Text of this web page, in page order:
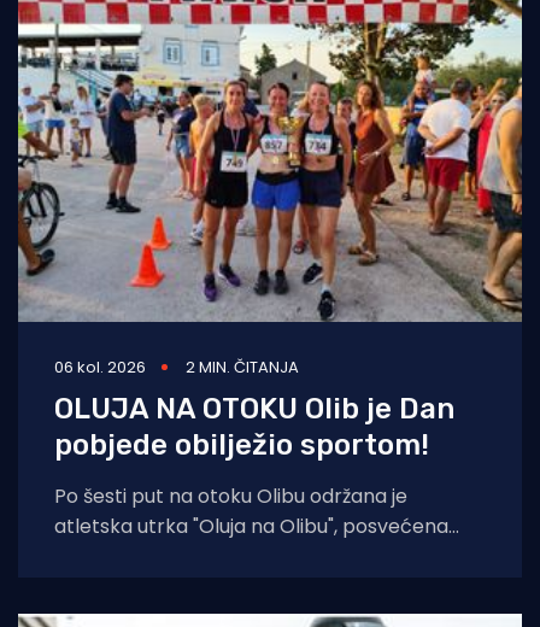
06 kol. 2026 2 MIN. ČITANJA
OLUJA NA OTOKU Olib je Dan
pobjede obilježio sportom!
Po šesti put na otoku Olibu održana je
atletska utrka "Oluja na Olibu", posvećena